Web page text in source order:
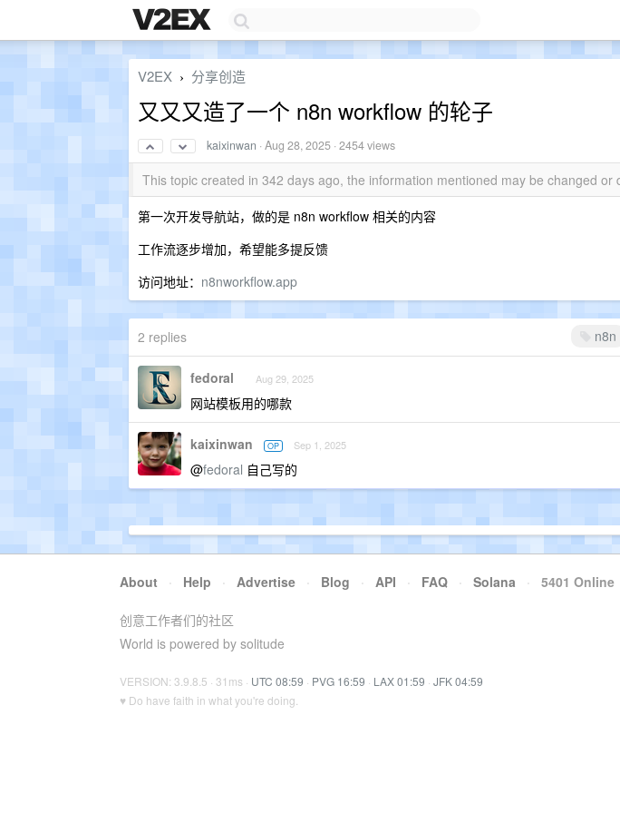
V2EX › 分享创造
又又又造了一个 n8n workflow 的轮子
kaixinwan ·Aug 28, 2025 · 2454 views
This topic created in 342 days ago, the information mentioned may be changed or
第一次开发导航站，做的是 n8n workflow 相关的内容
工作流逐步增加，希望能多提反馈
访问地址： n8nworkflow.app
n8n
2 replies
fedoral Aug 29, 2025
网站模板用的哪款
kaixinwan OP Sep 1, 2025
@fedoral 自己写的
About · Help · Advertise · Blog · API · FAQ · Solana · 5401 Online
创意工作者们的社区
World is powered by solitude
VERSION: 3.9.8.5 · 31ms · UTC 08:59 · PVG 16:59 · LAX 01:59 · JFK 04:59
♥ Do have faith in what you're doing.